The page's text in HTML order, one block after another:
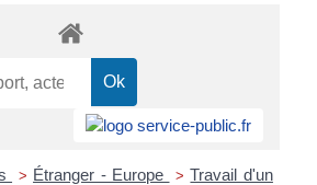
> Étranger - Europe > Travail d'un